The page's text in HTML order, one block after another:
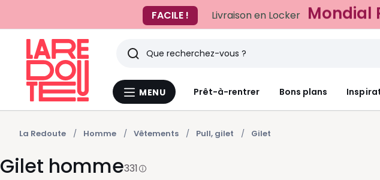
FACILE !
Livraison en Locker Mondial
Menu
MENU Prêt-à-rentrer Bons plans
Rechercher
Derniers
articles
vus
La Redoute Homme Vêtements Pull, gilet Gilet
Gilet homme331